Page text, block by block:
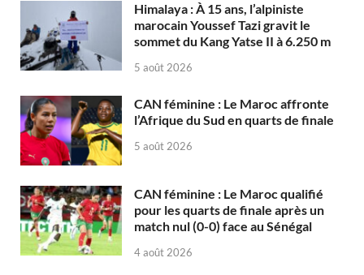
Himalaya : À 15 ans, l’alpiniste
marocain Youssef Tazi gravit le
sommet du Kang Yatse II à 6.250 m
5 août 2026
CAN féminine : Le Maroc affronte
l’Afrique du Sud en quarts de finale
5 août 2026
CAN féminine : Le Maroc qualifié
pour les quarts de finale après un
match nul (0-0) face au Sénégal
4 août 2026